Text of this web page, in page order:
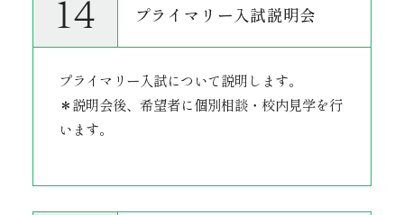
14 プライマリー入試説明会
プライマリー入試について説明します。
＊説明会後、希望者に個別相談・校内見学を行
います。